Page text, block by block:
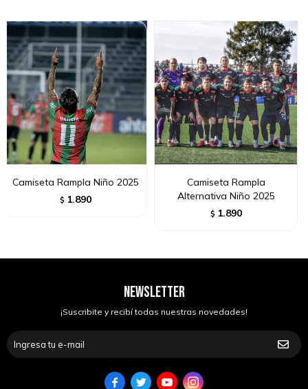
Camiseta Rampla Niño 2025
$ 1.890
Camiseta Rampla
Alternativa Niño 2025
$ 1.890
NEWSLETTER
¡Suscribite y recibí todas nuestras novedades!
   